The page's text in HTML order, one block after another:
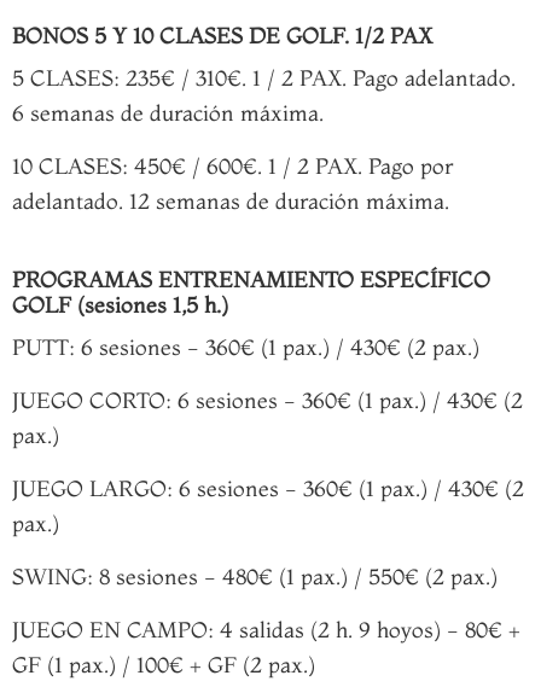
BONOS 5 Y 10 CLASES DE GOLF. 1/2 PAX
5 CLASES: 235€ / 310€. 1 / 2 PAX. Pago adelantado.
6 semanas de duración máxima.
10 CLASES: 450€ / 600€. 1 / 2 PAX. Pago por
adelantado. 12 semanas de duración máxima.
PROGRAMAS ENTRENAMIENTO ESPECÍFICO
GOLF (sesiones 1,5 h.)
PUTT: 6 sesiones - 360€ (1 pax.) / 430€ (2 pax.)
JUEGO CORTO: 6 sesiones - 360€ (1 pax.) / 430€ (2
pax.)
JUEGO LARGO: 6 sesiones - 360€ (1 pax.) / 430€ (2
pax.)
SWING: 8 sesiones - 480€ (1 pax.) / 550€ (2 pax.)
JUEGO EN CAMPO: 4 salidas (2 h. 9 hoyos) - 80€ +
GF (1 pax.) / 100€ + GF (2 pax.)